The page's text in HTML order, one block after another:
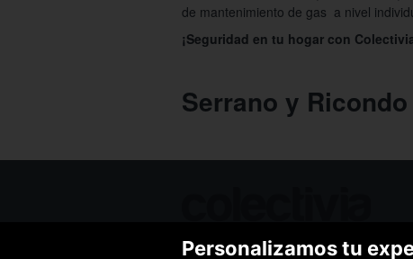
de mantenimiento de gas a nivel
¡Seguridad en tu hogar con
Serrano y Ricondo
Ofertas de hoy
Personalizamos tu